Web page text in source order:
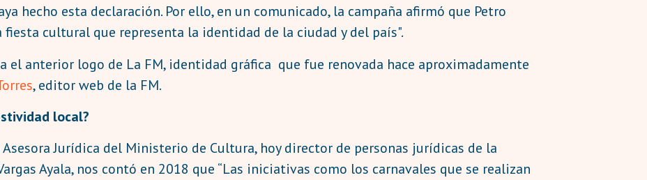
hecho esta declaración. Por ello, en un comunicado, la campaña afirmó que Petro
cultural que representa la identidad de la ciudad y del país".
el anterior logo de La FM, identidad gráfica que fue renovada hace aproximadamente
, editor web de la FM.
local?
Jurídica del Ministerio de Cultura, hoy director de personas jurídicas de la
Ayala, nos contó en 2018 que “Las iniciativas como los carnavales que se realizan